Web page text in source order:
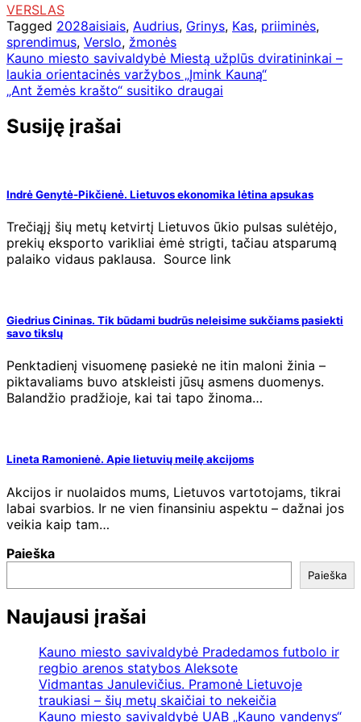
VERSLAS
Tagged 2028aisiais, Audrius, Grinys, Kas, priiminės,
sprendimus, Verslo, žmonės
Navigacija
tarp
Kauno miesto savivaldybė Miestą užplūs dviratininkai –
laukia orientacinės varžybos „Įmink Kauną“
„Ant žemės krašto“ susitiko draugai
Susiję įrašai
Indrė Genytė-Pikčienė. Lietuvos ekonomika lėtina apsukas
Trečiąjį šių metų ketvirtį Lietuvos ūkio pulsas sulėtėjo,
prekių eksporto varikliai ėmė strigti, tačiau atsparumą
palaiko vidaus paklausa. Source link
Giedrius Cininas. Tik būdami budrūs neleisime sukčiams pasiekti
savo tikslų
Penktadienį visuomenę pasiekė ne itin maloni žinia –
piktavaliams buvo atskleisti jūsų asmens duomenys.
Balandžio pradžioje, kai tai tapo žinoma…
Lineta Ramonienė. Apie lietuvių meilę akcijoms
Akcijos ir nuolaidos mums, Lietuvos vartotojams, tikrai
labai svarbios. Ir ne vien finansiniu aspektu – dažnai jos
veikia kaip tam…
Paieška
Paieška
Naujausi įrašai
Kauno miesto savivaldybė Pradedamos futbolo ir
regbio arenos statybos Aleksote
Vidmantas Janulevičius. Pramonė Lietuvoje
traukiasi – šių metų skaičiai to nekeičia
Kauno miesto savivaldybė UAB „Kauno vandenys“